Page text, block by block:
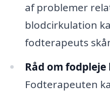
af problemer
blodcirkulation
fodterapeuts
Råd om fodpleje
Fodterapeuten